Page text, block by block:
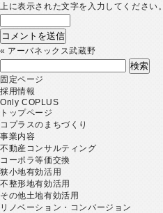
上に表示された文字を入力してください。
« アーバネックス武蔵野
索:
固定ページ
採用情報
Only COPLUS
トップページ
コプラスのまちづくり
事業内容
不動産コンサルティング
コーポラ等価交換
狭小地有効活用
不整形地有効活用
その他土地有効活用
リノベーション・コンバージョン